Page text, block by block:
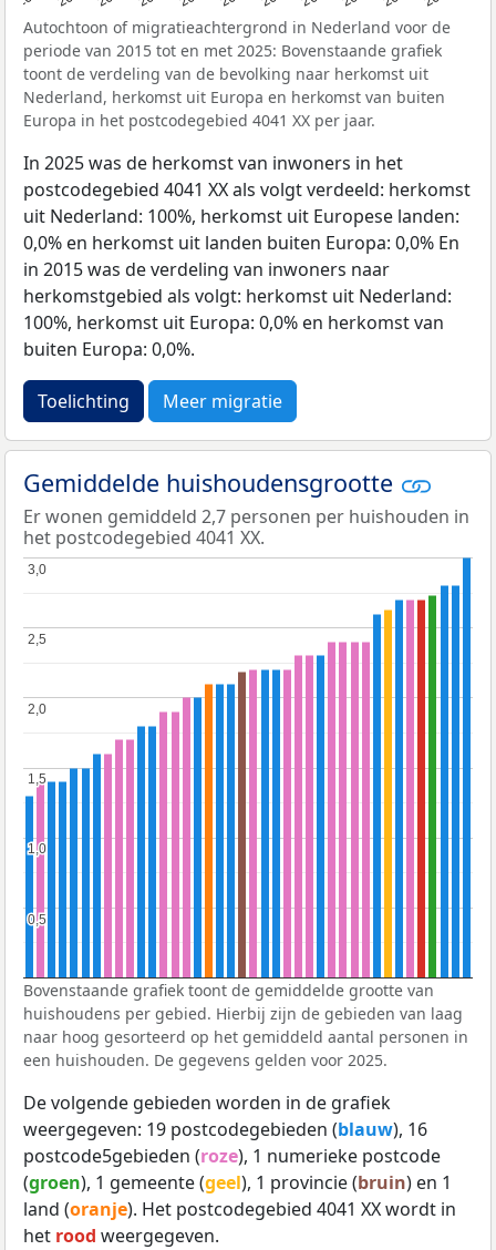
Autochtoon of migratieachtergrond in Nederland voor de
periode van 2015 tot en met 2025: Bovenstaande grafiek
toont de verdeling van de bevolking naar herkomst uit
Nederland, herkomst uit Europa en herkomst van buiten
Europa in het postcodegebied 4041 XX per jaar.
In 2025 was de herkomst van inwoners in het
postcodegebied 4041 XX als volgt verdeeld: herkomst
uit Nederland: 100%, herkomst uit Europese landen:
0,0% en herkomst uit landen buiten Europa: 0,0% En
in 2015 was de verdeling van inwoners naar
herkomstgebied als volgt: herkomst uit Nederland:
100%, herkomst uit Europa: 0,0% en herkomst van
buiten Europa: 0,0%.
Toelichting Meer migratie
Gemiddelde huishoudensgrootte
Er wonen gemiddeld 2,7 personen per huishouden in
het postcodegebied 4041 XX.
0,5
0,5
1,0
1,0
1,5
1,5
2,0
2,0
2,5
2,5
3,0
3,0
Bovenstaande grafiek toont de gemiddelde grootte van
huishoudens per gebied. Hierbij zijn de gebieden van laag
naar hoog gesorteerd op het gemiddeld aantal personen in
een huishouden. De gegevens gelden voor 2025.
De volgende gebieden worden in de grafiek
weergegeven: 19 postcodegebieden (blauw), 16
postcode5gebieden (roze), 1 numerieke postcode
(groen), 1 gemeente (geel), 1 provincie (bruin) en 1
land (oranje). Het postcodegebied 4041 XX wordt in
het rood weergegeven.